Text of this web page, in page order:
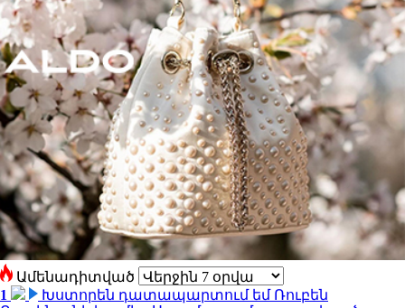
Ամենադիտված
1
Խստորեն դատապարտում եմ Ռուբեն